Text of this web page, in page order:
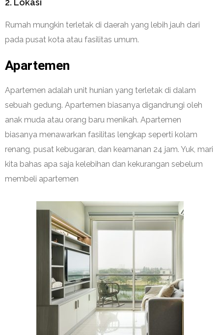
2. Lokasi
Rumah mungkin terletak di daerah yang lebih jauh dari
pada pusat kota atau fasilitas umum.
Apartemen
Apartemen adalah unit hunian yang terletak di dalam
sebuah gedung. Apartemen biasanya digandrungi oleh
anak muda atau orang baru menikah. Apartemen
biasanya menawarkan fasilitas lengkap seperti kolam
renang, pusat kebugaran, dan keamanan 24 jam. Yuk, mari
kita bahas apa saja kelebihan dan kekurangan sebelum
membeli apartemen